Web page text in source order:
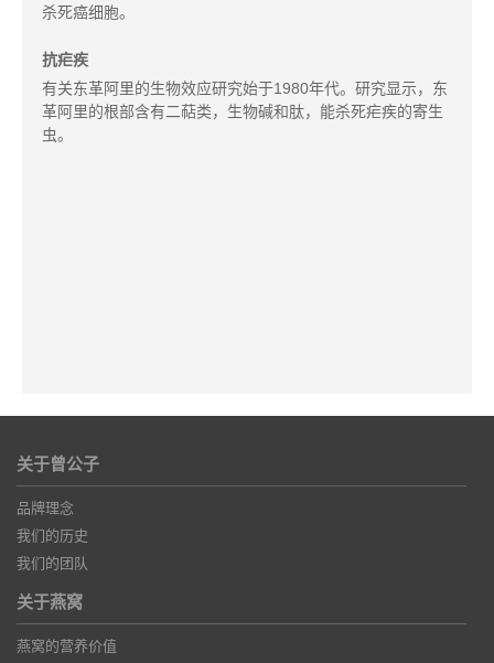
杀死癌细胞。
​抗疟疾
有关东革阿里的生物效应研究始于1980年代。研究显示，东
革阿里的根部含有二萜类，生物碱和肽，能杀死疟疾的寄生
虫。
关于曾公子
品牌理念
我们的历史
我们的团队
关于燕窝
燕窝的营养价值